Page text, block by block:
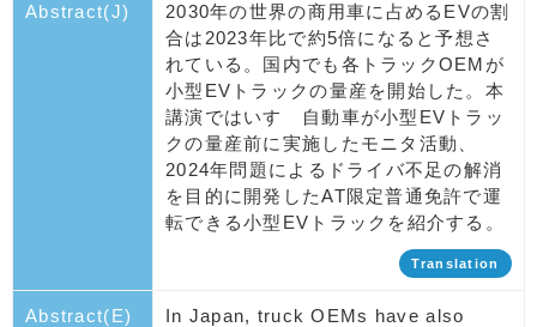
Abstract(J)
2030年の世界の商用車に占めるEVの割
合は2023年比で約5倍になると予想さ
れている。国内でも各トラックOEMが
小型EVトラックの量産を開始した。本
講演ではいすゞ自動車が小型EVトラッ
クの量産前に実施したモニタ活動、
2024年問題によるドライバ不足の解消
を目的に開発したAT限定普通免許で運
転できる小型EVトラックを紹介する。
Translation
Abstract(E)
In Japan, truck OEMs have also